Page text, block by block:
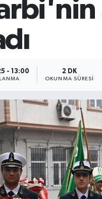
- 13:00 2 DK
OKUNMA SÜRESI